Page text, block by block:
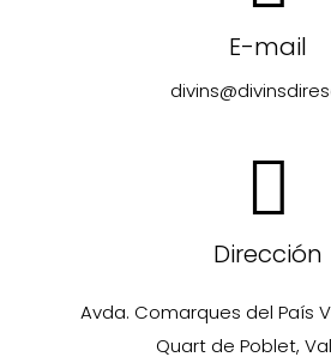
E-mail
Dirección
Avda. Comarques del País
Quart de Poblet,